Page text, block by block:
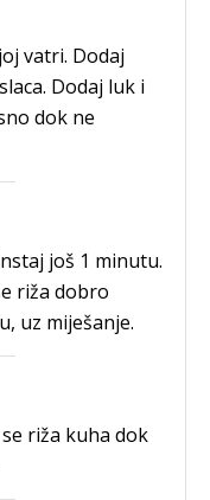
vatri. Dodaj
Dodaj luk i
dok ne
još 1 minutu.
riža dobro
uz miješanje.
riža kuha dok